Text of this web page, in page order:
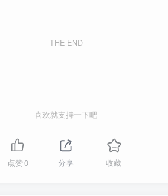
THE END
喜欢就支持一下吧
点赞0 分享 收藏